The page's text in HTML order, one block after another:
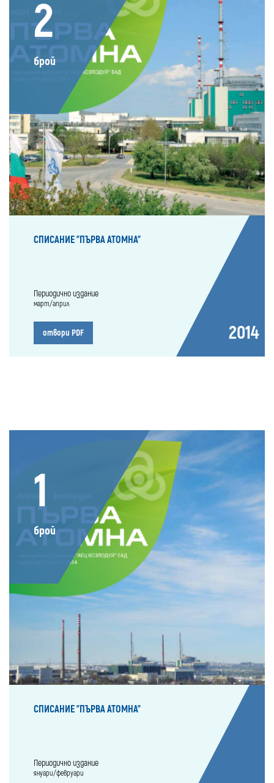
2
брой
СПИСАНИЕ "ПЪРВА АТОМНА"
Периодично издание
март/април
отвори PDF 2014
1
брой
СПИСАНИЕ "ПЪРВА АТОМНА"
Периодично издание
януари/февруари